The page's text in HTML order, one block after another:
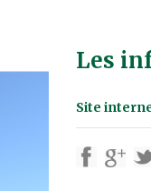
Les
Site